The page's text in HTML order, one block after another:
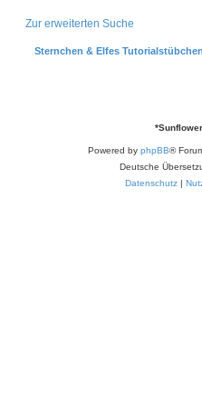
Zur erweiterten Suche
Sternchen & Elfes Tutorialstübchen
*Sunflower
Powered by phpBB®
Deutsche
Datenschutz |